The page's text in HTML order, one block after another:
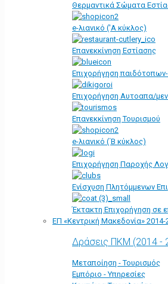
Θερμαντικά Σώματα
e-λιανικό ('Α κύκλος)
Επανεκκίνηση Εστίασης
Επιχορήγηση
Επιχορήγηση Αυτοαπα/
Επανεκκίνηση Τουρισμού
e-λιανικό (΄Β κύκλος)
Επιχορήγηση Παροχής
Ενίσχυση Πλητόμμενων
Έκτακτη Επιχορήγηση σε
ΕΠ «Kεντρική Μακεδονία» 2014-
Δράσεις ΠΚΜ (2014 -
Μεταποίηση - Τουρισμός
Εμπόριο - Υπηρεσίες